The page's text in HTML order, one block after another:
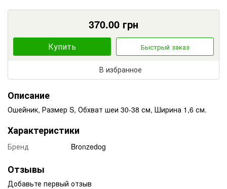
370.00 грн
Купить Быстрый заказ
В избранное
Описание
Ошейник, Размер S, Обхват шеи 30-38 см, Ширина 1,6 см.
Характеристики
Бренд Bronzedog
Отзывы
Добавьте первый отзыв